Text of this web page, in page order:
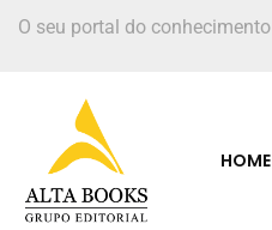
O seu portal do conhecimento
HOME